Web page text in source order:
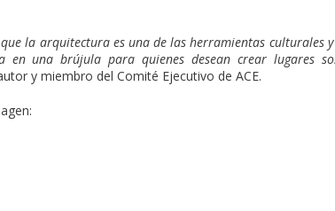
la arquitectura es una de las herramientas culturales
en una brújula para quienes desean crear lugares
y miembro del Comité Ejecutivo de ACE.